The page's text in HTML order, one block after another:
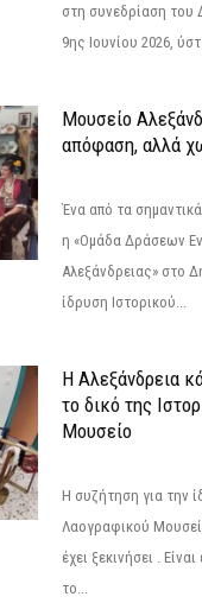
στη συνεδρίαση του
9ης Ιουνίου 2026,
Μουσείο
απόφαση, αλλά
Ένα από τα
η «Ομάδα Δράσεων
Αλεξάνδρειας» στο
ίδρυση Ιστορικού...
Η Αλεξάνδρεια
το δικό της
Μουσείο
Η συζήτηση για την
Λαογραφικού
έχει ξεκινήσει .
το...